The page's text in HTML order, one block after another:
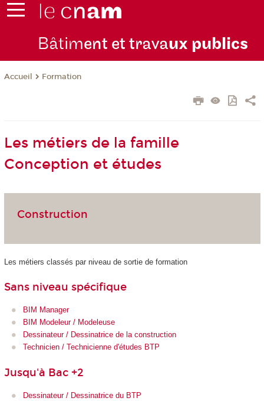
Bâtiment et travaux publics
Accueil Formation
Les métiers de la famille
Conception et études
Construction
Les métiers classés par niveau de sortie de formation
Sans niveau spécifique
BIM Manager
BIM Modeleur / Modeleuse
Dessinateur / Dessinatrice de la construction
Technicien / Technicienne d'études BTP
Jusqu'à Bac +2
Dessinateur / Dessinatrice du BTP